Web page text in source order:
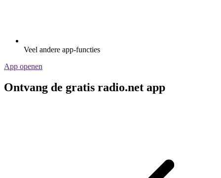
Veel andere app-functies
App openen
Ontvang de gratis radio.net app